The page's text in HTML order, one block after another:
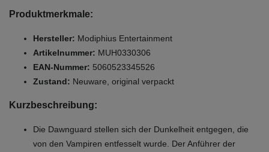
Produktmerkmale:
Hersteller: Modiphius Entertainment
Artikelnummer: MUH0330306
EAN-Nummer: 5060523345526
Zustand: Neuware, original verpackt
Kurzbeschreibung:
Die Dawnguard stellen sich der Dunkelheit entgegen, die
von den Vampiren entfesselt wurde. Der Anführer der